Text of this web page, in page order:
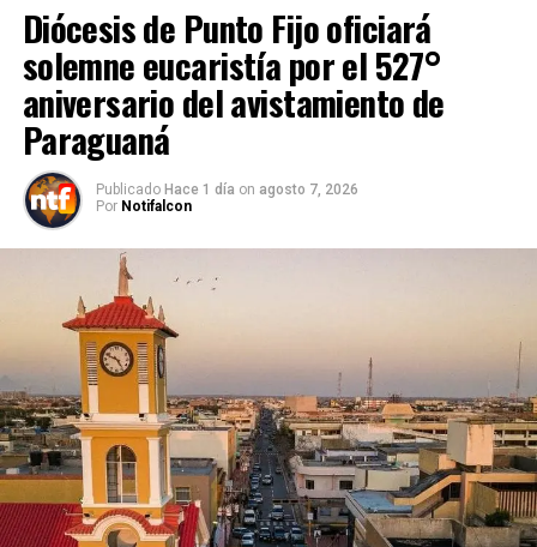
Diócesis de Punto Fijo oficiará
solemne eucaristía por el 527°
aniversario del avistamiento de
Paraguaná
Publicado Hace 1 día on agosto 7, 2026
Por Notifalcon